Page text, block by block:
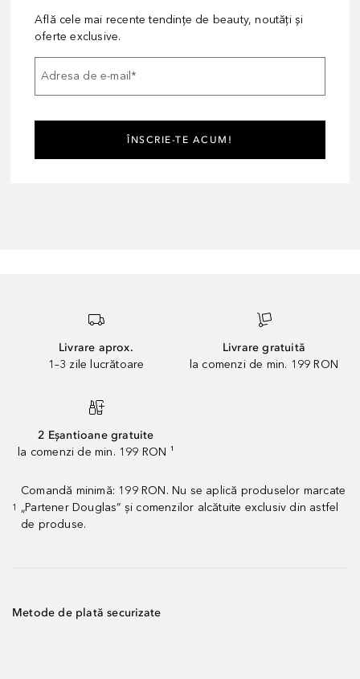
Află cele mai recente tendințe de beauty, noutăți și
oferte exclusive.
Adresa de e-mail*
ÎNSCRIE-TE ACUM!
Livrare aprox.
1–3 zile lucrătoare
Livrare gratuită
la comenzi de min. 199 RON
2 Eșantioane gratuite
la comenzi de min. 199 RON ¹
1
Comandă minimă: 199 RON. Nu se aplică produselor marcate
„Partener Douglas” și comenzilor alcătuite exclusiv din astfel
de produse.
Metode de plată securizate